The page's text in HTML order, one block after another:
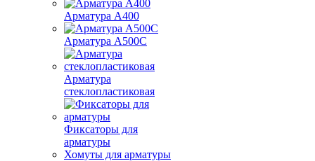
Арматура А400
Арматура A500C
Арматура
стеклопластиковая
Фиксаторы для
арматуры
Хомуты для арматуры